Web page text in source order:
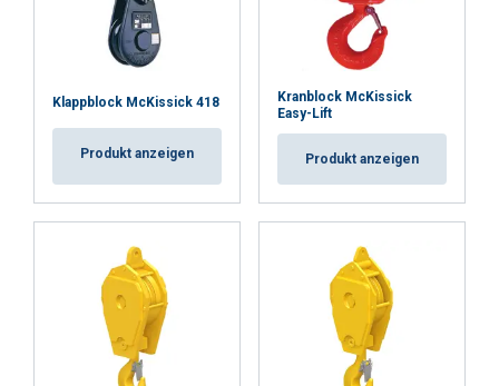
Klappblock McKissick 418
Produkt anzeigen
Kranblock McKissick
Easy-Lift
Produkt anzeigen